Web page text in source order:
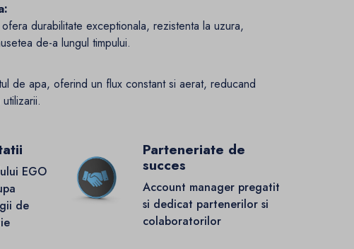
durabilitate exceptionala, rezistenta la uzura,
de-a lungul timpului.
de apa, oferind un flux constant si aerat, reducand
EGO
de
Parteneriate de
succes
Account manager pregatit
si dedicat partenerilor si
colaboratorilor